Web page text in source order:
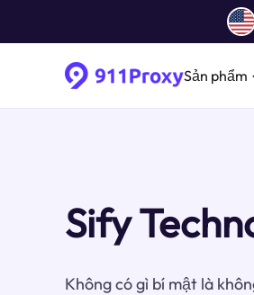
Sản phẩm
Sify
Không có gì bí mật là